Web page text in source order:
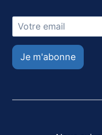
Je m'abonne